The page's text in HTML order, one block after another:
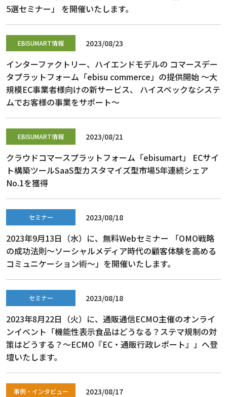
5選セミナー」 を開催いたします。
EBISUMART情報 2023/08/23
インターファクトリー、ハイエンドモデルの コマースデー
タプラットフォーム「ebisu commerce」の提供開始 ～大
規模EC事業者様向けの新サービス、 ハイスペックなシステ
ムでお客様の事業をサポート～
EBISUMART情報 2023/08/21
クラウドコマースプラットフォーム「ebisumart」 ECサイ
ト構築ツールSaaS型カスタマイズ型市場5年連続シェア
No.1を獲得
セミナー 2023/08/18
2023年9月13日（水）に、無料Webセミナー 「OMO戦略
の成功法則〜ソーシャルメディア時代の顧客体験を高める
コミュニケーション術〜」を開催いたします。
セミナー 2023/08/18
2023年8月22日（火）に、通販通信ECMO主催のオンライ
ンイベント「機能性表示食品はどうなる？ステマ規制の対
策はどうする？～ECMO『EC・通販行政レポート』」へ登
壇いたします。
事例・インタビュー 2023/08/17